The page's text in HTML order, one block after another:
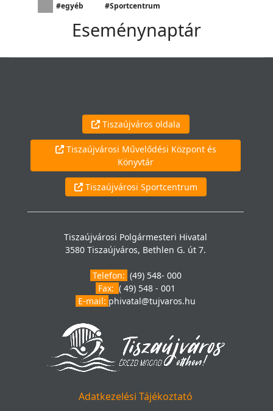
#egyéb #Sportcentrum
Eseménynaptár
Tiszaújváros oldala
Tiszaújvárosi Művelődési Központ és
Könyvtár
Tiszaújvárosi Sportcentrum
Tiszaújvárosi Polgármesteri Hivatal
3580 Tiszaújváros, Bethlen G. út 7.
Telefon: (49) 548- 000
Fax: ( 49) 548 - 001
E-mail: phivatal@tujvaros.hu
Adatkezelési Tájékoztató